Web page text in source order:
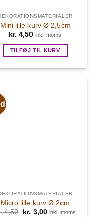
Mini lille kurv Ø 2,5cm
kr. 4,50 inkl. moms
TILFØJ TIL KURV
Micro lille kurv Ø 2cm
4,50
Den
kr. 3,00Den
inkl. moms